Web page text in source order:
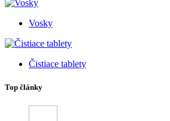
Vosky
Čistiace tablety
Top články